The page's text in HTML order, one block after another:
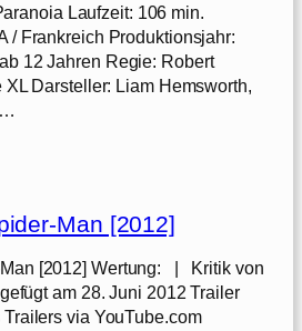
Laufzeit: 106 min.
/ Frankreich Produktionsjahr:
12 Jahren Regie: Robert
Darsteller: Liam Hemsworth,
Man [2012]
[2012] Wertung: | Kritik von
am 28. Juni 2012 Trailer
via YouTube.com